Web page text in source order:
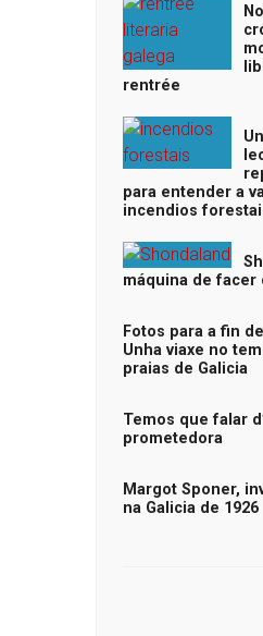
rentrée
para entender a
incendios
máquina de facer
Fotos para a fin
Unha viaxe no
praias de Galicia
Temos que falar
prometedora
Margot Sponer,
na Galicia de 1926